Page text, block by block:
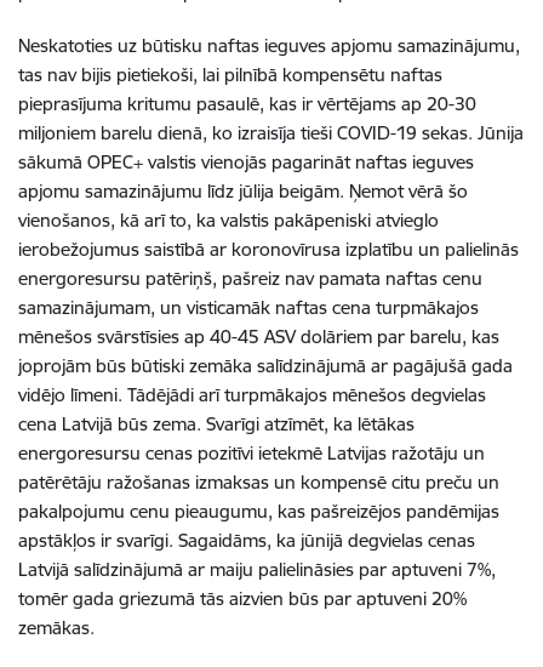
Neskatoties uz būtisku naftas ieguves apjomu samazinājumu,
tas nav bijis pietiekoši, lai pilnībā kompensētu naftas
pieprasījuma kritumu pasaulē, kas ir vērtējams ap 20-30
miljoniem barelu dienā, ko izraisīja tieši COVID-19 sekas. Jūnija
sākumā OPEC+ valstis vienojās pagarināt naftas ieguves
apjomu samazinājumu līdz jūlija beigām. Ņemot vērā šo
vienošanos, kā arī to, ka valstis pakāpeniski atvieglo
ierobežojumus saistībā ar koronovīrusa izplatību un palielinās
energoresursu patēriņš, pašreiz nav pamata naftas cenu
samazinājumam, un visticamāk naftas cena turpmākajos
mēnešos svārstīsies ap 40-45 ASV dolāriem par barelu, kas
joprojām būs būtiski zemāka salīdzinājumā ar pagājušā gada
vidējo līmeni. Tādējādi arī turpmākajos mēnešos degvielas
cena Latvijā būs zema. Svarīgi atzīmēt, ka lētākas
energoresursu cenas pozitīvi ietekmē Latvijas ražotāju un
patērētāju ražošanas izmaksas un kompensē citu preču un
pakalpojumu cenu pieaugumu, kas pašreizējos pandēmijas
apstākļos ir svarīgi. Sagaidāms, ka jūnijā degvielas cenas
Latvijā salīdzinājumā ar maiju palielināsies par aptuveni 7%,
tomēr gada griezumā tās aizvien būs par aptuveni 20%
zemākas.